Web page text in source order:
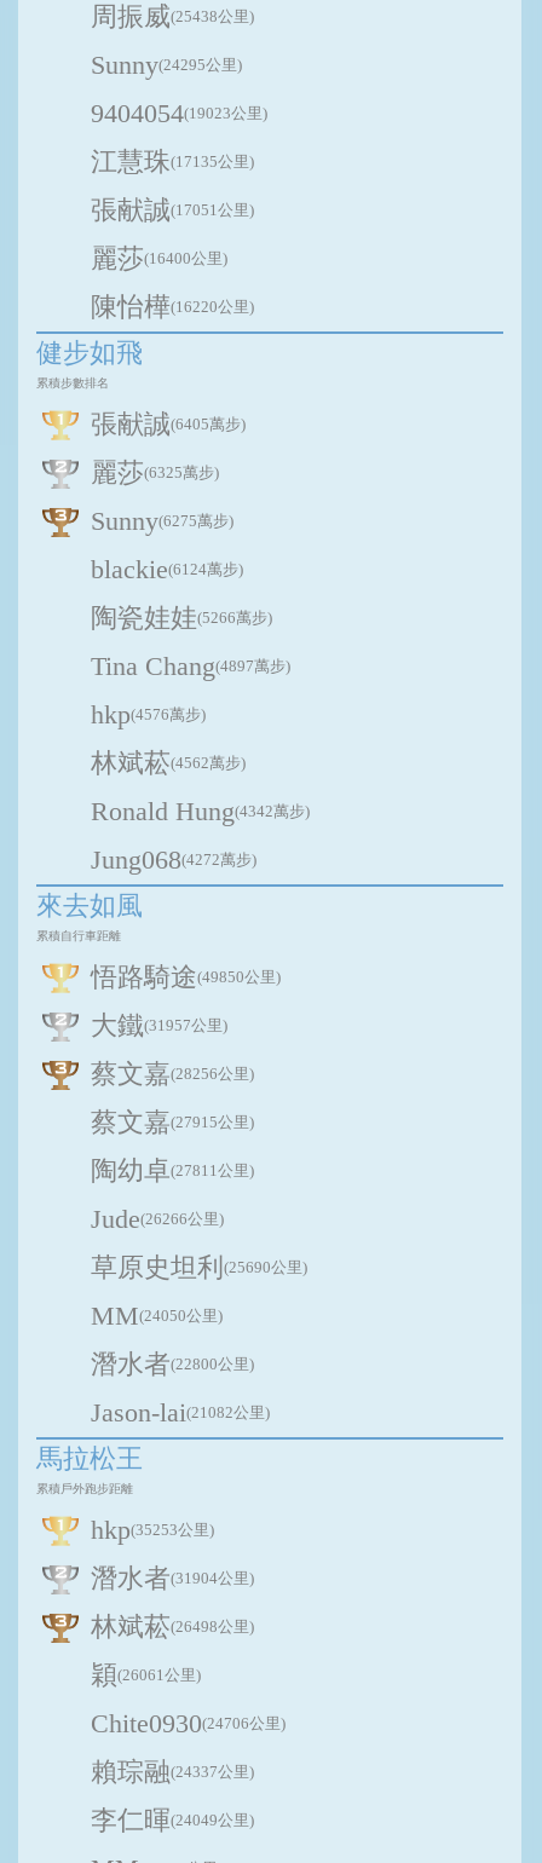
周振威(25438公里)
Sunny(24295公里)
9404054(19023公里)
江慧珠(17135公里)
張献誠(17051公里)
麗莎(16400公里)
陳怡樺(16220公里)
健步如飛
累積步數排名
張献誠(6405萬步)
麗莎(6325萬步)
Sunny(6275萬步)
blackie(6124萬步)
陶瓷娃娃(5266萬步)
Tina Chang(4897萬步)
hkp(4576萬步)
林斌菘(4562萬步)
Ronald Hung(4342萬步)
Jung068(4272萬步)
來去如風
累積自行車距離
悟路騎途(49850公里)
大鐵(31957公里)
蔡文嘉(28256公里)
蔡文嘉(27915公里)
陶幼卓(27811公里)
Jude(26266公里)
草原史坦利 (25690公里)
MM(24050公里)
潛水者(22800公里)
Jason-lai(21082公里)
馬拉松王
累積戶外跑步距離
hkp(35253公里)
潛水者(31904公里)
林斌菘(26498公里)
穎(26061公里)
Chite0930(24706公里)
賴琮融(24337公里)
李仁暉(24049公里)